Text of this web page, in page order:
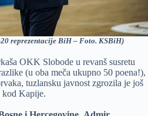
reprezentacije BiH – Foto. KSBiH)
OKK Slobode u revanš susretu
(u oba meča ukupno 50 poena!),
tuzlansku javnost zgrozila je još
kod Kapije.